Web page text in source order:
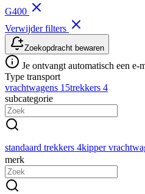
G400
Verwijder filters
Zoekopdracht bewaren
Je ontvangt automatisch een
Type transport
vrachtwagens 15trekkers 4
subcategorie
standaard trekkers 4kipper
merk